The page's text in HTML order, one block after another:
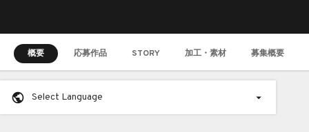
概要 応募作品 STORY 加工・素材 募集概要
Select Language